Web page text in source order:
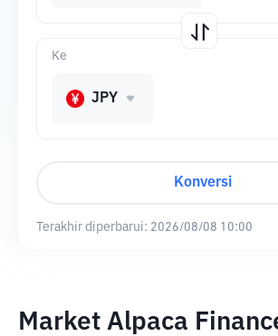
Ke
JPY
Konversi
Terakhir diperbarui: 2026/08/08 10:00
Market Alpaca